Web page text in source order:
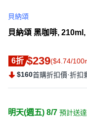
貝納頌
貝納頌 黑咖啡,
6折 $239($4.74/
$160首購折扣價·折扣
明天(週五) 8/7 預計送達